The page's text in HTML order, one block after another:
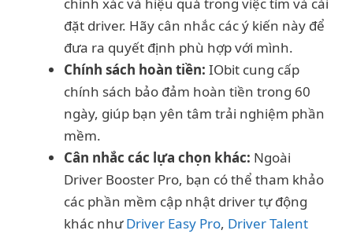
chính xác và hiệu quả trong việc tìm và cài
đặt driver. Hãy cân nhắc các ý kiến này để
đưa ra quyết định phù hợp với mình.
Chính sách hoàn tiền: IObit cung cấp
chính sách bảo đảm hoàn tiền trong 60
ngày, giúp bạn yên tâm trải nghiệm phần
mềm.
Cân nhắc các lựa chọn khác: Ngoài
Driver Booster Pro, bạn có thể tham khảo
các phần mềm cập nhật driver tự động
khác nhưDriver Easy Pro, Driver Talent